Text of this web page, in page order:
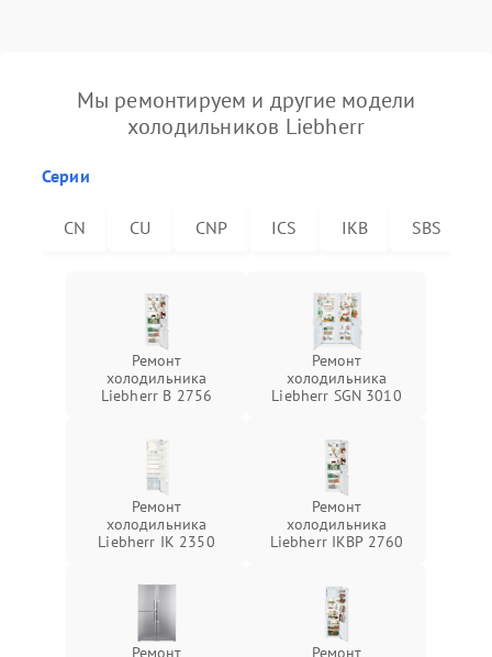
Мы ремонтируем и другие модели
холодильников Liebherr
Серии
CN CU CNP ICS IKB SBS
Ремонт
холодильника
Liebherr B 2756
Ремонт
холодильника
Liebherr SGN 3010
Ремонт
холодильника
Liebherr IK 2350
Ремонт
холодильника
Liebherr IKBP 2760
Ремонт
Ремонт